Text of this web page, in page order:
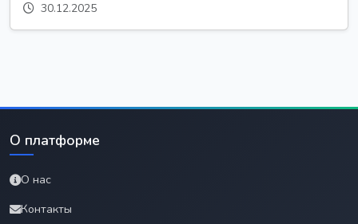
30.12.2025
О платформе
О нас
Контакты